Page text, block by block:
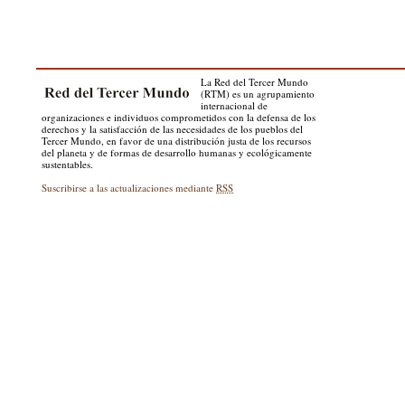
La Red del Tercer Mundo
(RTM) es un agrupamiento
internacional de
organizaciones e individuos comprometidos con la defensa de los
derechos y la satisfacción de las necesidades de los pueblos del
Tercer Mundo, en favor de una distribución justa de los recursos
del planeta y de formas de desarrollo humanas y ecológicamente
sustentables.
Suscribirse a las actualizaciones medianteRSS